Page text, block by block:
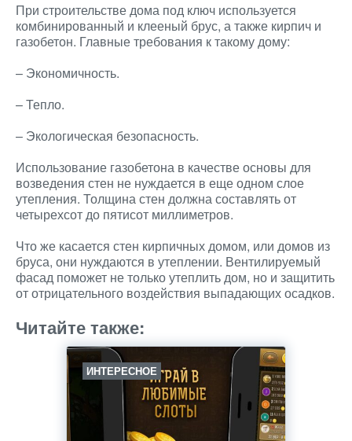
При строительстве дома под ключ используется
комбинированный и клееный брус, а также кирпич и
газобетон. Главные требования к такому дому:
– Экономичность.
– Тепло.
– Экологическая безопасность.
Использование газобетона в качестве основы для
возведения стен не нуждается в еще одном слое
утепления. Толщина стен должна составлять от
четырехсот до пятисот миллиметров.
Что же касается стен кирпичных домом, или домов из
бруса, они нуждаются в утеплении. Вентилируемый
фасад поможет не только утеплить дом, но и защитить
от отрицательного воздействия выпадающих осадков.
Читайте также:
ИНТЕРЕСНОЕ